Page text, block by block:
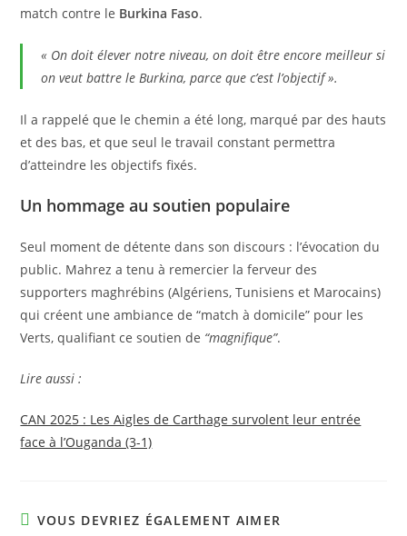
match contre le Burkina Faso.
« On doit élever notre niveau, on doit être encore meilleur si
on veut battre le Burkina, parce que c’est l’objectif ».
Il a rappelé que le chemin a été long, marqué par des hauts
et des bas, et que seul le travail constant permettra
d’atteindre les objectifs fixés.
Un hommage au soutien populaire
Seul moment de détente dans son discours : l’évocation du
public. Mahrez a tenu à remercier la ferveur des
supporters maghrébins (Algériens, Tunisiens et Marocains)
qui créent une ambiance de “match à domicile” pour les
Verts, qualifiant ce soutien de “magnifique”.
Lire aussi :
CAN 2025 : Les Aigles de Carthage survolent leur entrée
face à l’Ouganda (3-1)
VOUS DEVRIEZ ÉGALEMENT AIMER